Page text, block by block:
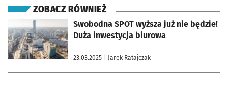
ZOBACZ RÓWNIEŻ
Swobodna SPOT wyższa już nie będzie!
Duża inwestycja biurowa
23.03.2025 | Jarek Ratajczak
otworzy się w nowej karcie